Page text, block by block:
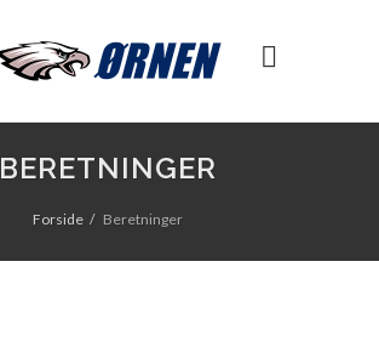
BERETNINGER
Forside Beretninger